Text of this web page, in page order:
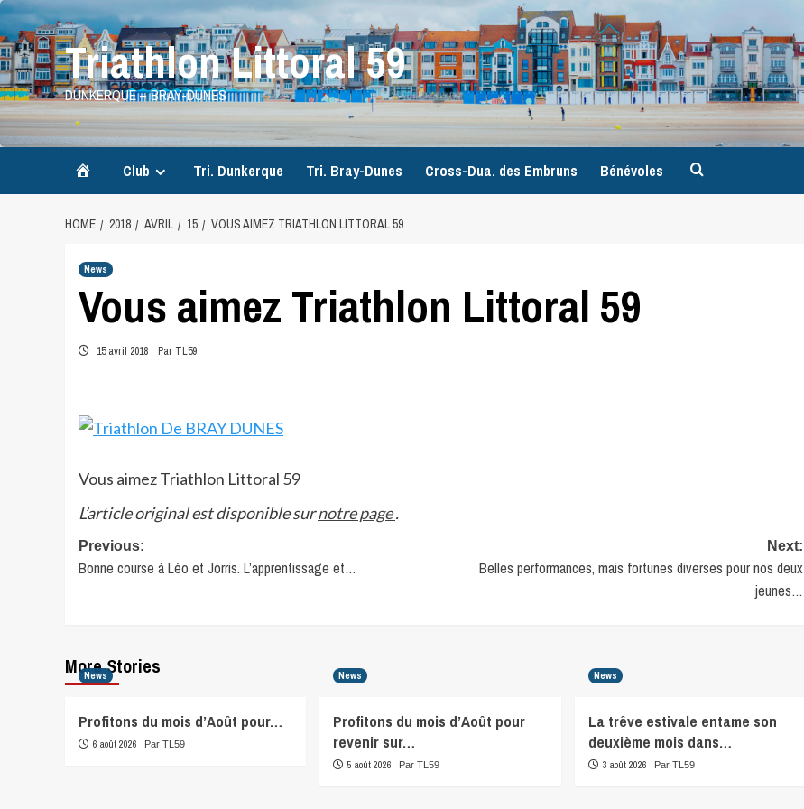
Skip
to
content
Triathlon Littoral 59
DUNKERQUE – BRAY-DUNES
Accueil
Club Tri. Dunkerque Tri. Bray-Dunes Cross-Dua. des Embruns Bénévoles
HOME 2018 AVRIL 15 VOUS AIMEZ TRIATHLON LITTORAL 59
News
Vous aimez Triathlon Littoral 59
15 avril 2018 Par TL59
Vous aimez Triathlon Littoral 59
L’article original est disponible surnotre page.
Post
navigation
Previous:
Bonne course à Léo et Jorris. L’apprentissage et…
Next:
Belles performances, mais fortunes diverses pour nos deux
jeunes…
More Stories
News
Profitons du mois d’Août pour…
6 août 2026 Par TL59
News
Profitons du mois d’Août pour
revenir sur…
5 août 2026 Par TL59
News
La trêve estivale entame son
deuxième mois dans…
3 août 2026 Par TL59